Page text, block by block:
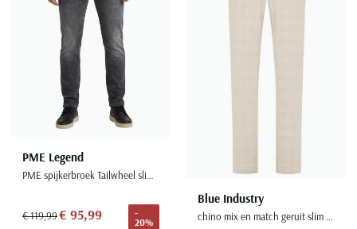
PME Legend
PME spijkerbroek Tailwheel slim fit grijs katoen
€ 119,99€ 95,99
-
20%
Blue Industry
chino mix en match geruit slim fit beige